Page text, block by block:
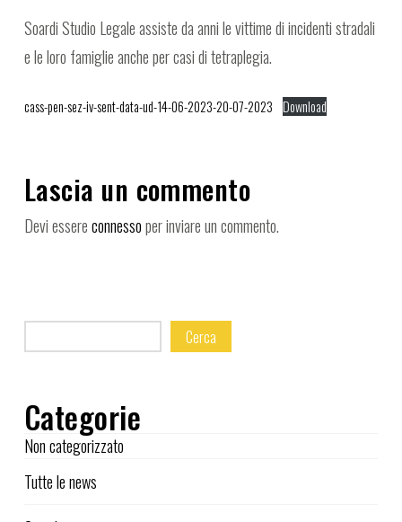
Soardi Studio Legale assiste da anni le vittime di incidenti stradali
e le loro famiglie anche per casi di tetraplegia.
cass-pen-sez-iv-sent-data-ud-14-06-2023-20-07-2023 Download
Lascia un commento
Devi essereconnessoper inviare un commento.
Cerca
Categorie
Non categorizzato
Tutte le news